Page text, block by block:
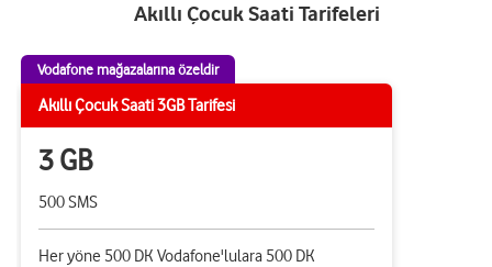
Akıllı Çocuk Saati Tarifeleri
Vodafone mağazalarına özeldir
Akıllı Çocuk Saati 3GB Tarifesi
3 GB
500 SMS
Her yöne 500 DK Vodafone'lulara 500 DK